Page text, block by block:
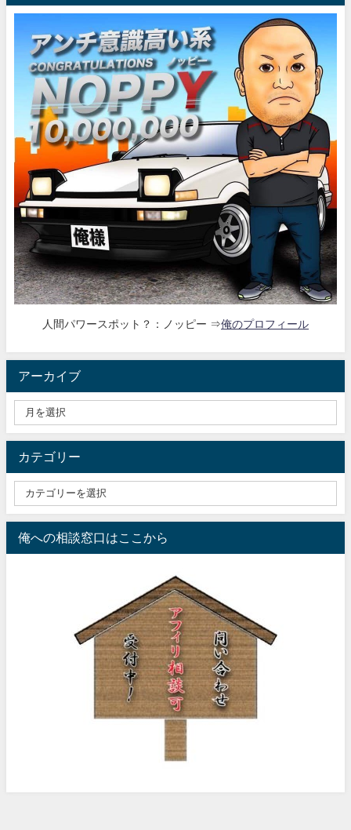
人間パワースポット？：ノッピー ⇒俺のプロフィール
アーカイブ
カテゴリー
俺への相談窓口はここから